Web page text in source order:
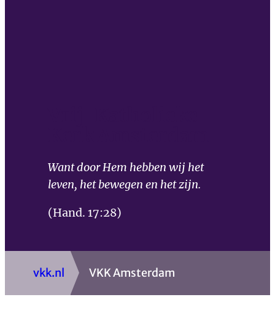
Want door Hem hebben wij het
leven, het bewegen en het zijn.
(Hand. 17:28)
vkk.nl VKK Amsterdam